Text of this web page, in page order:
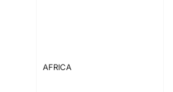
AFRICA